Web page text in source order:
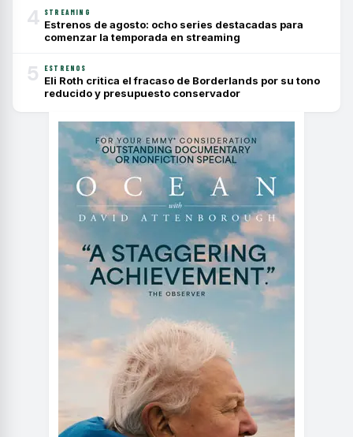
4 STREAMING
Estrenos de agosto: ocho series destacadas para
comenzar la temporada en streaming
5 ESTRENOS
Eli Roth critica el fracaso de Borderlands por su tono
reducido y presupuesto conservador